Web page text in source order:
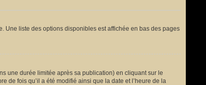
Une liste des options disponibles est affichée en bas des pages
une durée limitée après sa publication) en cliquant sur le
de fois qu’il a été modifié ainsi que la date et l’heure de la